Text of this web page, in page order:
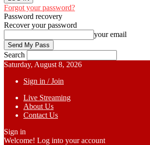
Forgot your password?
Password recovery
Recover your password
your email
Search
Saturday, August 8, 2026
Sign in / Join
Live Streaming
About Us
Contact Us
Sign in
Welcome! Log into your account